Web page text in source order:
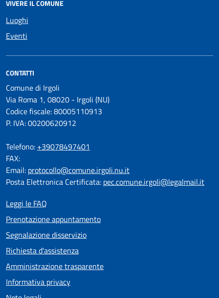
VIVERE IL COMUNE
Luoghi
Eventi
CONTATTI
Comune di Irgoli
Via Roma 1, 08020 - Irgoli (NU)
Codice fiscale: 80005110913
P. IVA: 00200620912
Telefono: +39078497401
FAX:
Email: protocollo@comune.irgoli.nu.it
Posta Elettronica Certificata: pec.comune.irgoli@legalmail.it
Leggi le FAQ
Prenotazione appuntamento
Segnalazione disservizio
Richiesta d'assistenza
Amministrazione trasparente
Informativa privacy